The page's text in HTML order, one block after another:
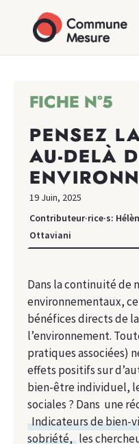
FICHE N°5
PENSEZ
AU-DELÀ
19 Juin, 2025
Contributeur·rice·s:
Ottaviani
Dans la continuité de
environnementaux,
bénéfices directs de
l’environnement.
pratiques associées)
effets positifs sur
bien-être individuel,
sociales ? Dans une
Indicateurs de bien-
sobriété, les